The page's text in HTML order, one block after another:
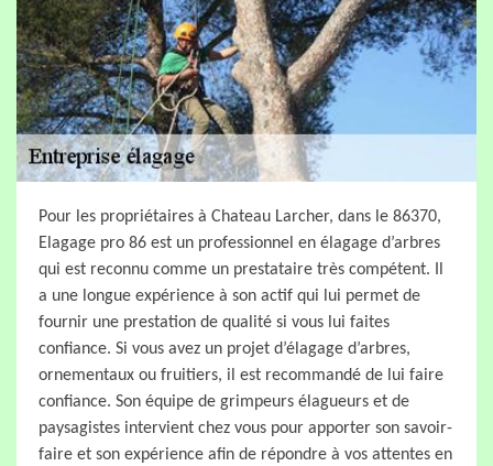
Pour les propriétaires à Chateau Larcher, dans le 86370,
Elagage pro 86 est un professionnel en élagage d’arbres
qui est reconnu comme un prestataire très compétent. Il
a une longue expérience à son actif qui lui permet de
fournir une prestation de qualité si vous lui faites
confiance. Si vous avez un projet d’élagage d’arbres,
ornementaux ou fruitiers, il est recommandé de lui faire
confiance. Son équipe de grimpeurs élagueurs et de
paysagistes intervient chez vous pour apporter son savoir-
faire et son expérience afin de répondre à vos attentes en